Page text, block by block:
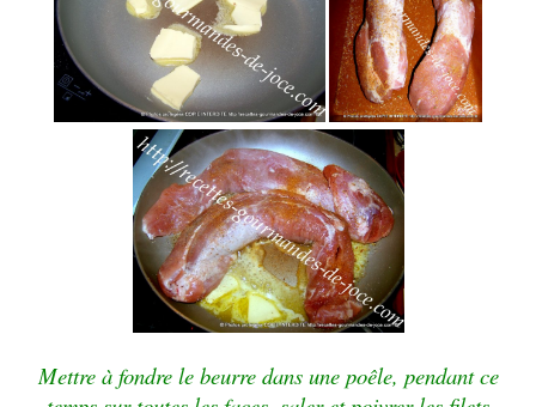
Mettre à fondre le beurre dans une poêle, pendant ce